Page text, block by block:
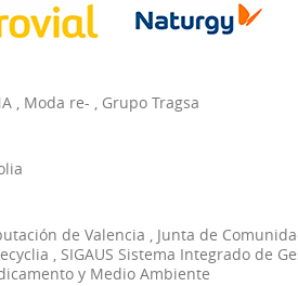
, Moda re- , Grupo Tragsa
de Valencia , Junta de
, SIGAUS Sistema Integrado de
y Medio Ambiente